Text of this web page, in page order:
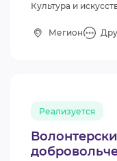
Культура и
Мегион
Реализуется